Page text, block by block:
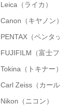
Leica（ライカ）
Canon（キヤノン）
PENTAX（ペンタ
FUJIFILM（富士フ
Tokina（トキナー）
Carl Zeiss（カール
Nikon（ニコン）